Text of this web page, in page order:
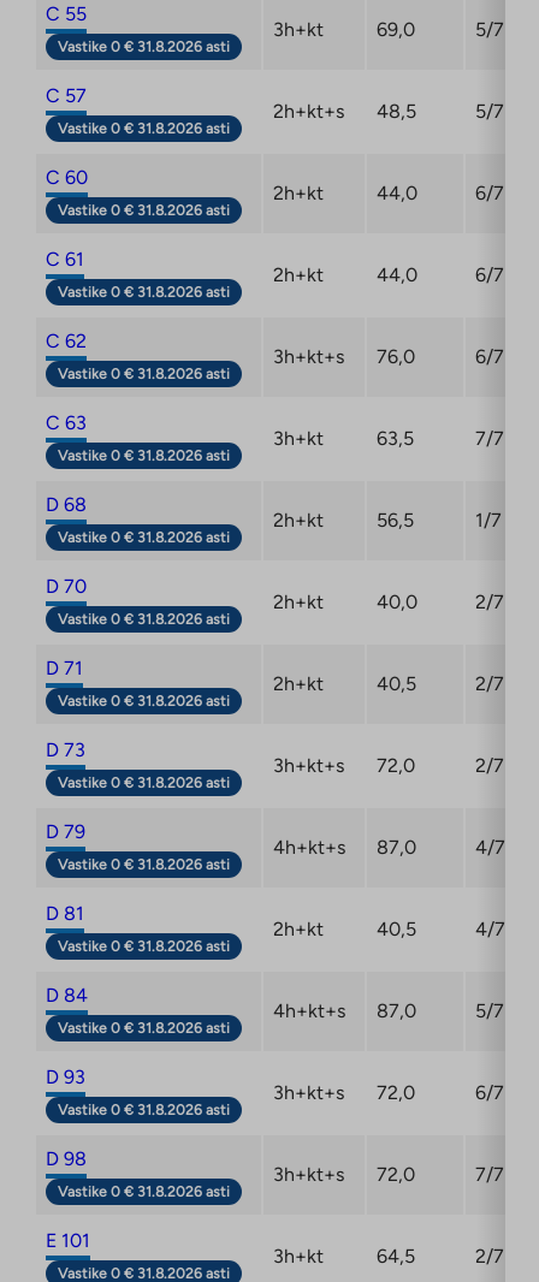
C 55
Vastike 0 € 31.8.2026 asti
3h+kt 69,0 5/7
C 57
Vastike 0 € 31.8.2026 asti
2h+kt+s 48,5 5/7
C 60
Vastike 0 € 31.8.2026 asti
2h+kt 44,0 6/7
C 61
Vastike 0 € 31.8.2026 asti
2h+kt 44,0 6/7
C 62
Vastike 0 € 31.8.2026 asti
3h+kt+s 76,0 6/7
C 63
Vastike 0 € 31.8.2026 asti
3h+kt 63,5 7/7
D 68
Vastike 0 € 31.8.2026 asti
2h+kt 56,5 1/7
D 70
Vastike 0 € 31.8.2026 asti
2h+kt 40,0 2/7
D 71
Vastike 0 € 31.8.2026 asti
2h+kt 40,5 2/7
D 73
Vastike 0 € 31.8.2026 asti
3h+kt+s 72,0 2/7
D 79
Vastike 0 € 31.8.2026 asti
4h+kt+s 87,0 4/7
D 81
Vastike 0 € 31.8.2026 asti
2h+kt 40,5 4/7
D 84
Vastike 0 € 31.8.2026 asti
4h+kt+s 87,0 5/7
D 93
Vastike 0 € 31.8.2026 asti
3h+kt+s 72,0 6/7
D 98
Vastike 0 € 31.8.2026 asti
3h+kt+s 72,0 7/7
E 101
Vastike 0 € 31.8.2026 asti
3h+kt 64,5 2/7